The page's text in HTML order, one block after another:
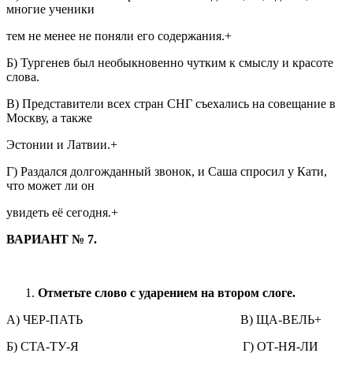
многие ученики
тем не менее не поняли его содержания.+
Б) Тургенев был необыкновенно чутким к смыслу и красоте
слова.
В) Представители всех стран СНГ съехались на совещание в
Москву, а также
Эстонии и Латвии.+
Г) Раздался долгожданный звонок, и Саша спросил у Кати,
что может ли он
увидеть её сегодня.+
ВАРИАНТ № 7.
Отметьте слово с ударением на втором слоге.
А) ЧЕР-ПАТЬ В) ЩА-ВЕЛЬ+
Б) СТА-ТУ-Я Г) ОТ-НЯ-ЛИ